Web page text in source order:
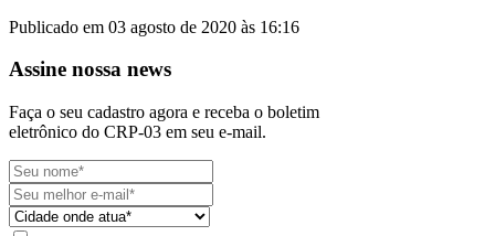
Publicado em 03 agosto de 2020 às 16:16
Assine nossa news
Faça o seu cadastro agora e receba o boletim
eletrônico do CRP-03 em seu e-mail.